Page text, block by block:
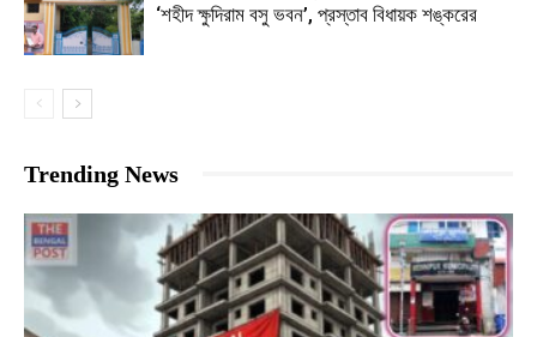
‘শহীদ ক্ষুদিরাম বসু ভবন’, প্রস্তাব বিধায়ক শঙ্করের
Trending News